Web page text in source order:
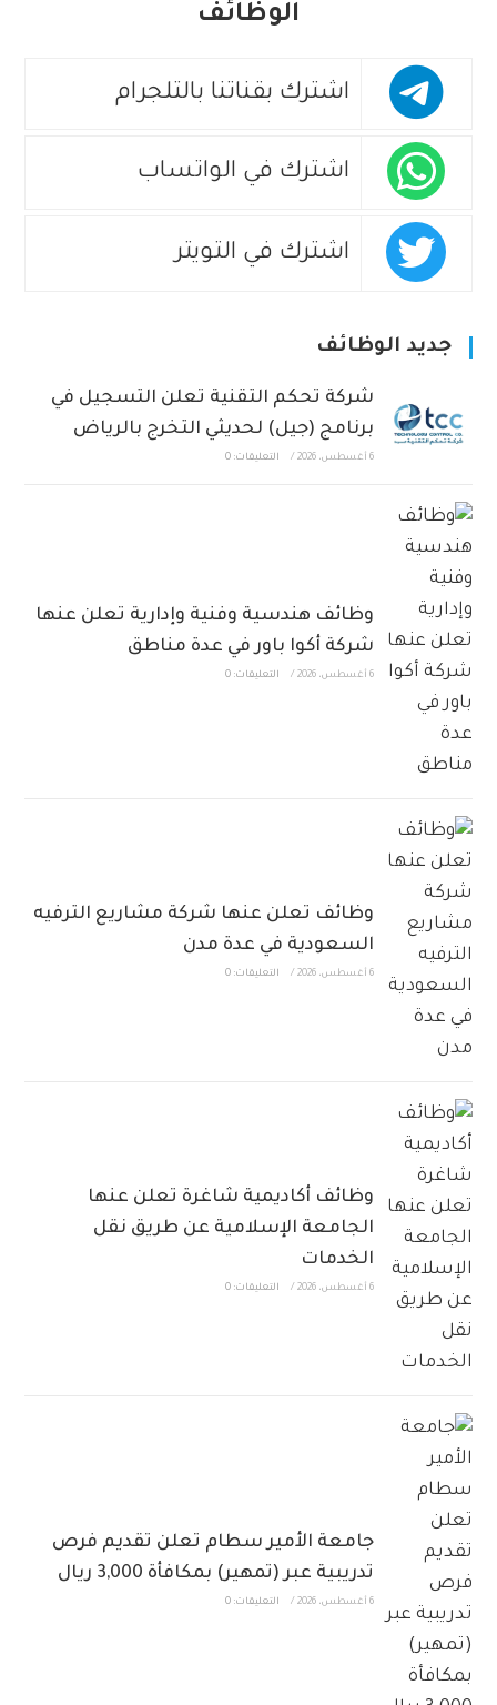
الوظائف
اشترك بقناتنا بالتلجرام
اشترك في الواتساب
اشترك في التويتر
جديد الوظائف
شركة تحكم التقنية تعلن التسجيل في
برنامج (جيل) لحديثي التخرج بالرياض
6 أغسطس، 2026 / التعليقات: 0
وظائف هندسية وفنية وإدارية تعلن عنها
شركة أكوا باور في عدة مناطق
6 أغسطس، 2026 / التعليقات: 0
وظائف تعلن عنها شركة مشاريع الترفيه
السعودية في عدة مدن
6 أغسطس، 2026 / التعليقات: 0
وظائف أكاديمية شاغرة تعلن عنها
الجامعة الإسلامية عن طريق نقل
الخدمات
6 أغسطس، 2026 / التعليقات: 0
جامعة الأمير سطام تعلن تقديم فرص
تدريبية عبر (تمهير) بمكافأة 3,000 ريال
6 أغسطس، 2026 / التعليقات: 0